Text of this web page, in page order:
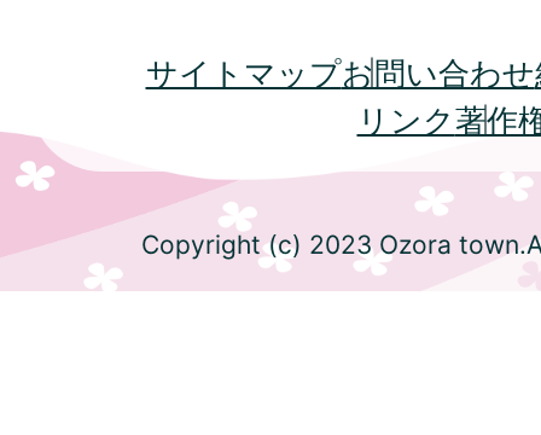
サイトマップお問い合わせ
リンク著作
Copyright (c) 2023 Ozora